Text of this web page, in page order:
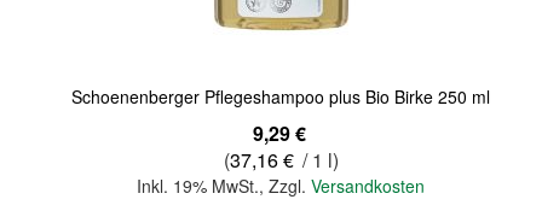
Schoenenberger Pflegeshampoo plus Bio Birke 250 ml
9,29 €
(37,16 € / 1 l)
Inkl. 19% MwSt.,Zzgl.Versandkosten